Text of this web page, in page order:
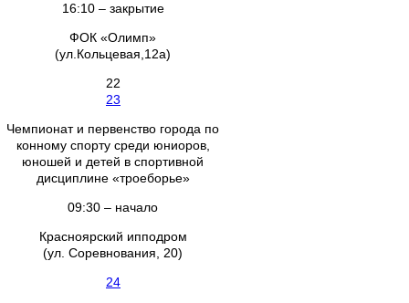
16:10 – закрытие
ФОК «Олимп»
(ул.Кольцевая,12а)
22
23
Чемпионат и первенство города по
конному спорту среди юниоров,
юношей и детей в спортивной
дисциплине «троеборье»
09:30 – начало
Красноярский ипподром
(ул. Соревнования, 20)
24